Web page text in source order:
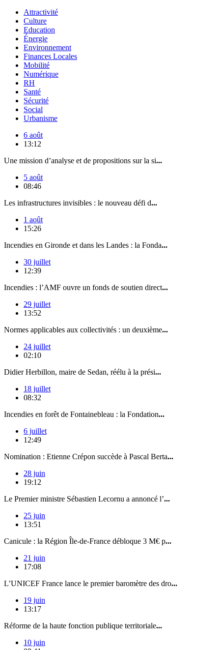
Attractivité
Culture
Education
Énergie
Environnement
Finances Locales
Mobilité
Numérique
RH
Santé
Sécurité
Social
Urbanisme
6 août
13:12
Une mission d’analyse et de propositions sur la si...
5 août
08:46
Les infrastructures invisibles : le nouveau défi d...
1 août
15:26
Incendies en Gironde et dans les Landes : la Fonda...
30 juillet
12:39
Incendies : l’AMF ouvre un fonds de soutien direct...
29 juillet
13:52
Normes applicables aux collectivités : un deuxième...
24 juillet
02:10
Didier Herbillon, maire de Sedan, réélu à la prési...
18 juillet
08:32
Incendies en forêt de Fontainebleau : la Fondation...
6 juillet
12:49
Nomination : Etienne Crépon succède à Pascal Berta...
28 juin
19:12
Le Premier ministre Sébastien Lecornu a annoncé l’...
25 juin
13:51
Canicule : la Région Île-de-France débloque 3 M€ p...
21 juin
17:08
L’UNICEF France lance le premier baromètre des dro...
19 juin
13:17
Réforme de la haute fonction publique territoriale...
10 juin